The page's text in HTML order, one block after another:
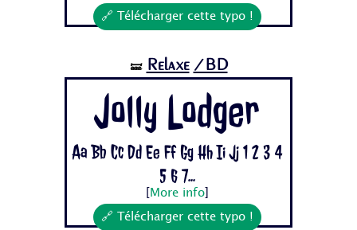
🔗 Télécharger cette typo !
🝛 Relaxe /BD
Jolly Lodger
Aa Bb Cc Dd Ee Ff Gg Hh Ii Jj 1 2 3 4
5 6 7...
More info]
🔗 Télécharger cette typo !